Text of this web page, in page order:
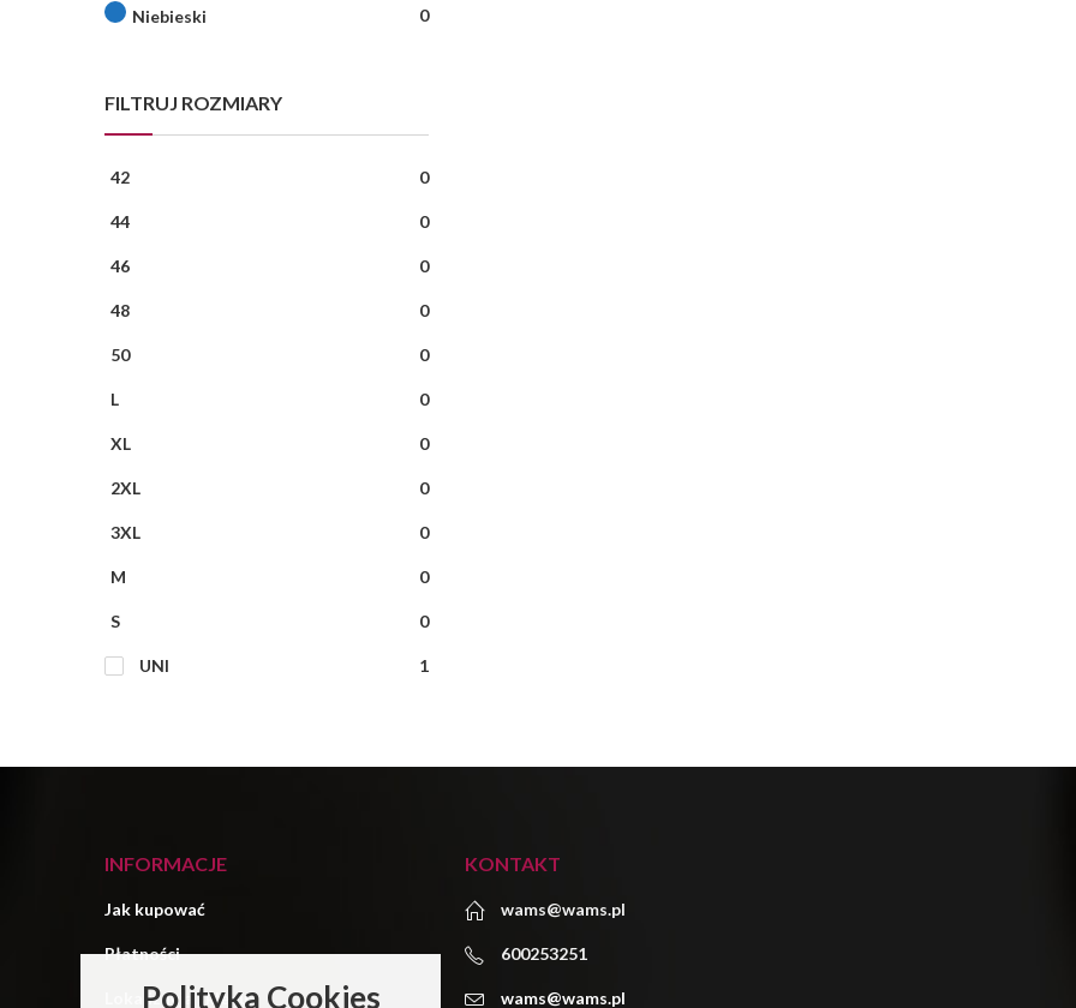
Niebieski 0
FILTRUJ ROZMIARY
42 0
44 0
46 0
48 0
50 0
L 0
XL 0
2XL 0
3XL 0
M 0
S 0
UNI 1
INFORMACJE
Jak kupować
Płatności
Lokalizacja sklepu
KONTAKT
wams@wams.pl
600253251
wams@wams.pl
Polityka Cookies